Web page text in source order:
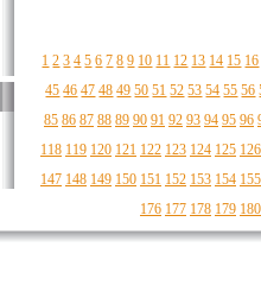
1 2 3 4 5 6 7 8 9 10 11 12 13 14 15 16
45 46 47 48 49 50 51 52 53 54 55 56
85 86 87 88 89 90 91 92 93 94 95 96
118 119 120 121 122 123 124 125 126
147 148 149 150 151 152 153 154 155
176 177 178 179 180